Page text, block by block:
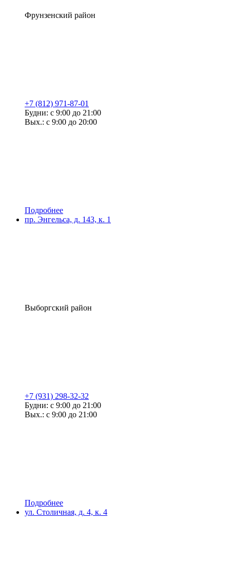
Фрунзенский район
+7 (812) 971-87-01
Будни: с 9:00 до 21:00
Вых.: с 9:00 до 20:00
Подробнее
пр. Энгельса, д. 143, к. 1
Выборгский район
+7 (931) 298-32-32
Будни: с 9:00 до 21:00
Вых.: с 9:00 до 21:00
Подробнее
ул. Столичная, д. 4, к. 4